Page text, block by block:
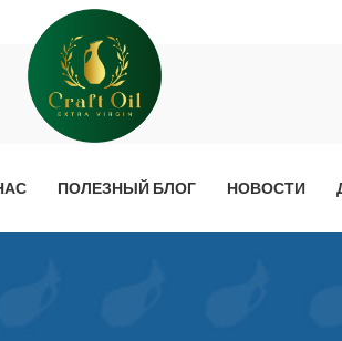
ПОЛЕЗНЫЙ БЛОГ НОВОСТИ